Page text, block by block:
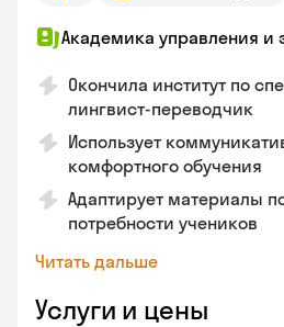
Академика управления и
Окончила институт по
лингвист-переводчик
Использует
комфортного обучения
Адаптирует материалы
потребности учеников
Читать дальше
Услуги и цены